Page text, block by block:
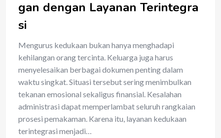
gan dengan Layanan Terintegra
si
Mengurus kedukaan bukan hanya menghadapi
kehilangan orang tercinta. Keluarga juga harus
menyelesaikan berbagai dokumen penting dalam
waktu singkat. Situasi tersebut sering menimbulkan
tekanan emosional sekaligus finansial. Kesalahan
administrasi dapat memperlambat seluruh rangkaian
prosesi pemakaman. Karena itu, layanan kedukaan
terintegrasi menjadi…